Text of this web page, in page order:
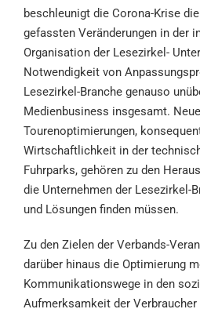
beschleunigt die Corona-Krise
gefassten Veränderungen in der
Organisation der Lesezirkel-
Notwendigkeit von
Lesezirkel-Branche genauso
Medienbusiness insgesamt.
Tourenoptimierungen,
Wirtschaftlichkeit in der
Fuhrparks, gehören zu den
die Unternehmen der Lesezirkel-
und Lösungen finden müssen.
Zu den Zielen der Verbands-
darüber hinaus die Optimierung
Kommunikationswege in den
Aufmerksamkeit der